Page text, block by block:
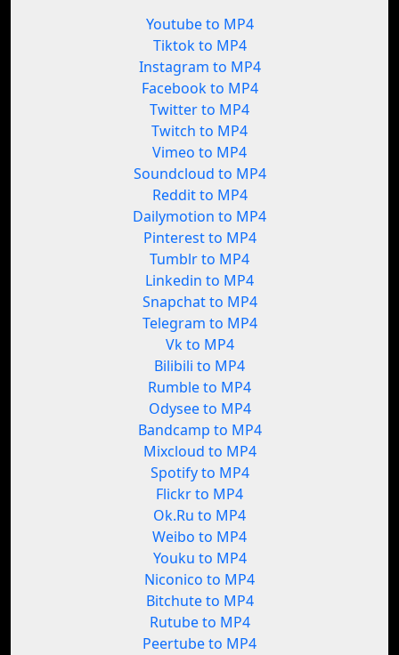
Youtube to MP4
Tiktok to MP4
Instagram to MP4
Facebook to MP4
Twitter to MP4
Twitch to MP4
Vimeo to MP4
Soundcloud to MP4
Reddit to MP4
Dailymotion to MP4
Pinterest to MP4
Tumblr to MP4
Linkedin to MP4
Snapchat to MP4
Telegram to MP4
Vk to MP4
Bilibili to MP4
Rumble to MP4
Odysee to MP4
Bandcamp to MP4
Mixcloud to MP4
Spotify to MP4
Flickr to MP4
Ok.Ru to MP4
Weibo to MP4
Youku to MP4
Niconico to MP4
Bitchute to MP4
Rutube to MP4
Peertube to MP4